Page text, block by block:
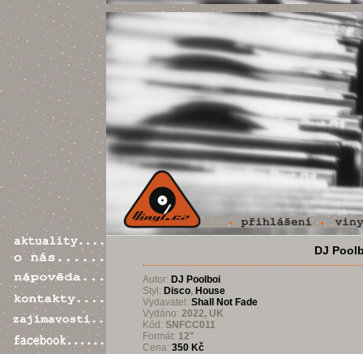
DJ
Autor: DJ Poolboi
Styl: Disco, House
Vydavatel: Shall Not Fade
Vydáno: 2022, UK
Kód: SNFCC011
Formát: 12"
Cena: 350 Kč